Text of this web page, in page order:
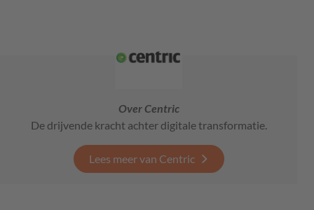
Over Centric
De drijvende kracht achter digitale transformatie.
Lees meer van Centric